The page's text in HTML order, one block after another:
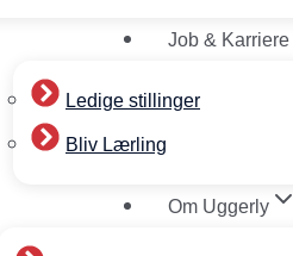
Job & Karriere
Ledige stillinger
Bliv Lærling
Om Uggerly